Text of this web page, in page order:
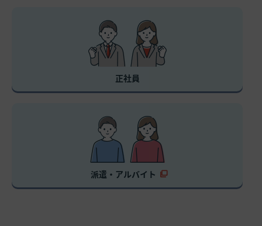
正社員
派遣・アルバイト